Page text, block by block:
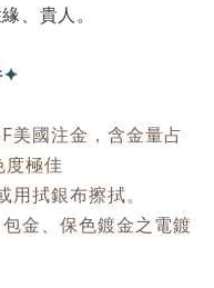
、貴人。
✦
美國注金，含金量占
度極佳
用拭銀布擦拭。
金、保色鍍金之電鍍